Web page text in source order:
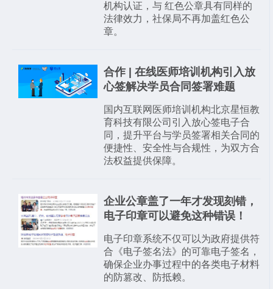
机构认证，与 红色公章具有同样的
法律效力，社保局不再加盖红色公
章。
合作 | 在线医师培训机构引入放
心签解决学员合同签署难题
国内互联网医师培训机构北京星恒教
育科技有限公司引入放心签电子合
同，提升平台与学员签署相关合同的
便捷性、安全性与合规性，为双方合
法权益提供保障。
企业公章盖了一年才发现刻错，
电子印章可以避免这种错误！
电子印章系统不仅可以为政府提供符
合《电子签名法》的可靠电子签名，
确保企业办事过程中的各类电子材料
的防篡改、防抵赖。